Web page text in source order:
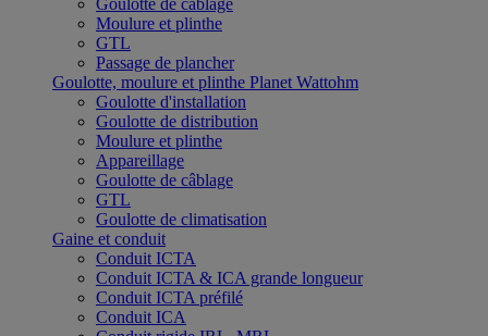
Goulotte de câblage
Moulure et plinthe
GTL
Passage de plancher
Goulotte, moulure et plinthe Planet Wattohm
Goulotte d'installation
Goulotte de distribution
Moulure et plinthe
Appareillage
Goulotte de câblage
GTL
Goulotte de climatisation
Gaine et conduit
Conduit ICTA
Conduit ICTA & ICA grande longueur
Conduit ICTA préfilé
Conduit ICA